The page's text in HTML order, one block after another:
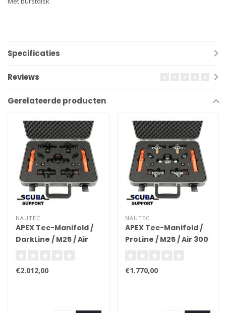
Specificaties
Reviews
Gerelateerde producten
NAUTEC
APEX Tec-Manifold /
DarkLine / M25 / Air
€2.012,00
NAUTEC
APEX Tec-Manifold /
ProLine / M25 / Air 300
€1.770,00